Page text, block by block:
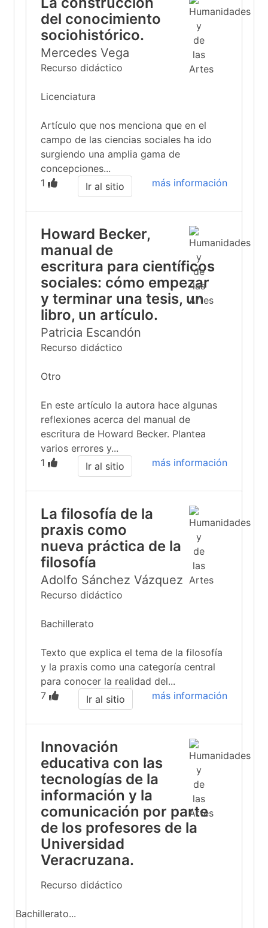
del conocimiento
sociohistórico.
Mercedes Vega
Recurso didáctico
Licenciatura
Artículo que nos menciona que en el
campo de las ciencias sociales ha ido
surgiendo una amplia gama de
concepciones...
1
más información
Ir al sitio
Howard Becker,
manual de
escritura para científicos
sociales: cómo empezar
y terminar una tesis, un
libro, un artículo.
Patricia Escandón
Recurso didáctico
Otro
En este artículo la autora hace algunas
reflexiones acerca del manual de
escritura de Howard Becker. Plantea
varios errores y...
1
más información
Ir al sitio
La filosofía de la
praxis como
nueva práctica de la
filosofía
Adolfo Sánchez Vázquez
Recurso didáctico
Bachillerato
Texto que explica el tema de la filosofía
y la praxis como una categoría central
para conocer la realidad del...
7
más información
Ir al sitio
Innovación
educativa con las
tecnologías de la
información y la
comunicación por parte
de los profesores de la
Universidad
Veracruzana.
Recurso didáctico
Bachillerato...